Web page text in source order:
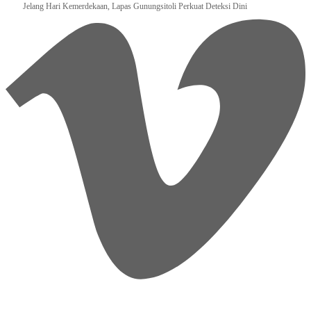
Jelang Hari Kemerdekaan, Lapas Gunungsitoli Perkuat Deteksi Dini